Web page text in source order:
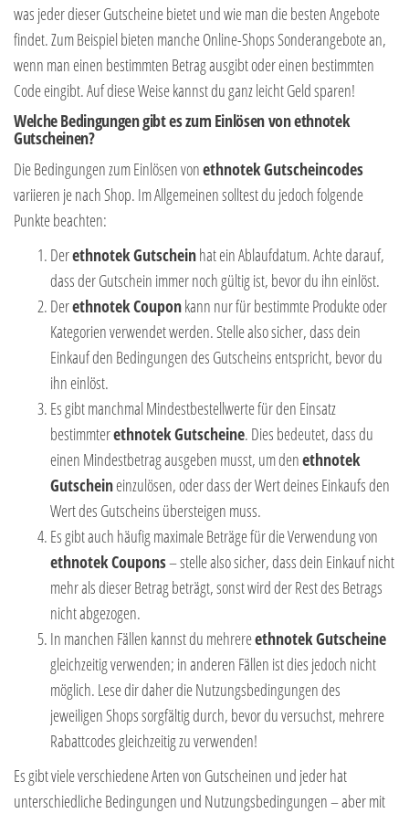
was jeder dieser Gutscheine bietet und wie man die besten Angebote
findet. Zum Beispiel bieten manche Online-Shops Sonderangebote an,
wenn man einen bestimmten Betrag ausgibt oder einen bestimmten
Code eingibt. Auf diese Weise kannst du ganz leicht Geld sparen!
Welche Bedingungen gibt es zum Einlösen von ethnotek
Gutscheinen?
Die Bedingungen zum Einlösen vonethnotek Gutscheincodes
variieren je nach Shop. Im Allgemeinen solltest du jedoch folgende
Punkte beachten:
Derethnotek Gutscheinhat ein Ablaufdatum. Achte darauf,
dass der Gutschein immer noch gültig ist, bevor du ihn einlöst.
Derethnotek Couponkann nur für bestimmte Produkte oder
Kategorien verwendet werden. Stelle also sicher, dass dein
Einkauf den Bedingungen des Gutscheins entspricht, bevor du
ihn einlöst.
Es gibt manchmal Mindestbestellwerte für den Einsatz
bestimmterethnotek Gutscheine. Dies bedeutet, dass du
einen Mindestbetrag ausgeben musst, um denethnotek
Gutscheineinzulösen, oder dass der Wert deines Einkaufs den
Wert des Gutscheins übersteigen muss.
Es gibt auch häufig maximale Beträge für die Verwendung von
ethnotek Coupons– stelle also sicher, dass dein Einkauf nicht
mehr als dieser Betrag beträgt, sonst wird der Rest des Betrags
nicht abgezogen.
In manchen Fällen kannst du mehrereethnotek Gutscheine
gleichzeitig verwenden; in anderen Fällen ist dies jedoch nicht
möglich. Lese dir daher die Nutzungsbedingungen des
jeweiligen Shops sorgfältig durch, bevor du versuchst, mehrere
Rabattcodes gleichzeitig zu verwenden!
Es gibt viele verschiedene Arten von Gutscheinen und jeder hat
unterschiedliche Bedingungen und Nutzungsbedingungen – aber mit